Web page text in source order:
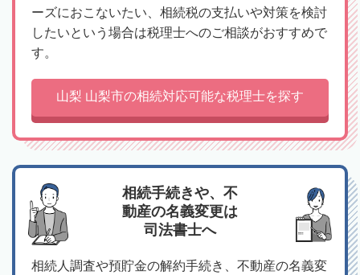
ーズにおこないたい、相続税の支払いや対策を検討
したいという場合は税理士へのご相談がおすすめで
す。
山梨 山梨市の相続対応可能な税理士を探す
相続手続きや、不
動産の名義変更は
司法書士へ
相続人調査や預貯金の解約手続き、不動産の名義変